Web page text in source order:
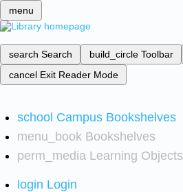
menu
search Search build_circle Toolbar
cancel Exit Reader Mode
school Campus Bookshelves
menu_book Bookshelves
perm_media Learning Objects
login Login